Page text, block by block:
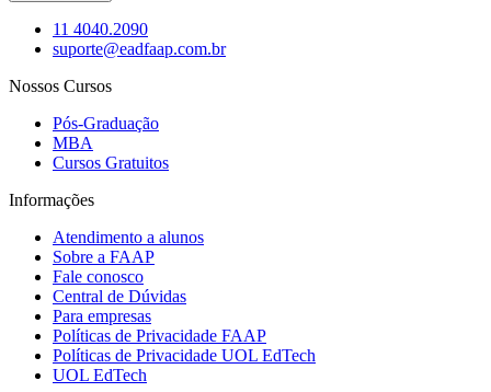
11 4040.2090
suporte@eadfaap.com.br
Nossos Cursos
Pós-Graduação
MBA
Cursos Gratuitos
Informações
Atendimento a alunos
Sobre a FAAP
Fale conosco
Central de Dúvidas
Para empresas
Políticas de Privacidade FAAP
Políticas de Privacidade UOL EdTech
UOL EdTech